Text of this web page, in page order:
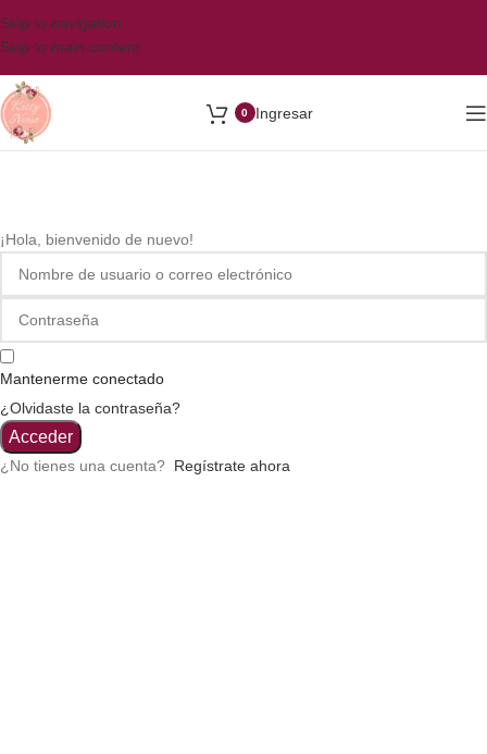
Skip to navigation
Skip to main content
0 Ingresar
¡Hola, bienvenido de nuevo!
Mantenerme conectado
¿Olvidaste la contraseña?
Acceder
¿No tienes una cuenta? Regístrate ahora